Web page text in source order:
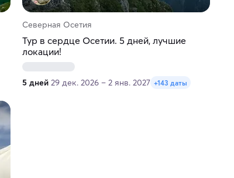
Северная Осетия
Тур в сердце Осетии. 5 дней, лучшие
локации!
5 дней 29 дек. 2026 – 2 янв. 2027 +143 даты